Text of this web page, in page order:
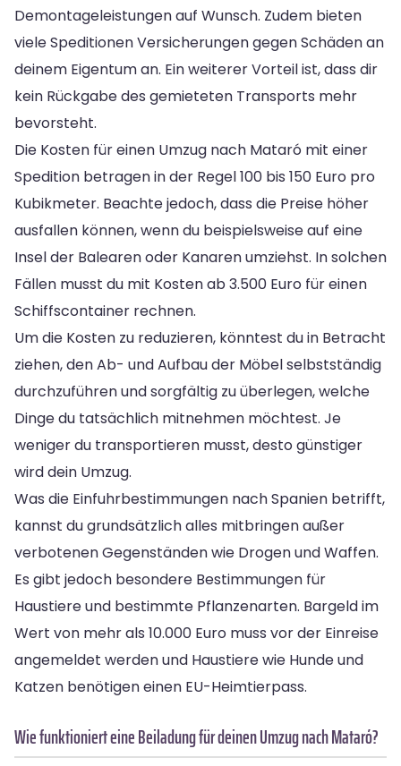
Demontageleistungen auf Wunsch. Zudem bieten
viele Speditionen Versicherungen gegen Schäden an
deinem Eigentum an. Ein weiterer Vorteil ist, dass dir
kein Rückgabe des gemieteten Transports mehr
bevorsteht.
Die Kosten für einen Umzug nach Mataró mit einer
Spedition betragen in der Regel 100 bis 150 Euro pro
Kubikmeter. Beachte jedoch, dass die Preise höher
ausfallen können, wenn du beispielsweise auf eine
Insel der Balearen oder Kanaren umziehst. In solchen
Fällen musst du mit Kosten ab 3.500 Euro für einen
Schiffscontainer rechnen.
Um die Kosten zu reduzieren, könntest du in Betracht
ziehen, den Ab- und Aufbau der Möbel selbstständig
durchzuführen und sorgfältig zu überlegen, welche
Dinge du tatsächlich mitnehmen möchtest. Je
weniger du transportieren musst, desto günstiger
wird dein Umzug.
Was die Einfuhrbestimmungen nach Spanien betrifft,
kannst du grundsätzlich alles mitbringen außer
verbotenen Gegenständen wie Drogen und Waffen.
Es gibt jedoch besondere Bestimmungen für
Haustiere und bestimmte Pflanzenarten. Bargeld im
Wert von mehr als 10.000 Euro muss vor der Einreise
angemeldet werden und Haustiere wie Hunde und
Katzen benötigen einen EU-Heimtierpass.
Wie funktioniert eine Beiladung für deinen Umzug nach Mataró?